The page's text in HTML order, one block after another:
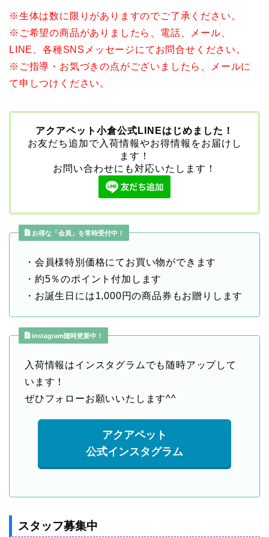
※生体は数に限りがありますのでご了承ください。
※ご希望の商品がありましたら、電話、メール、
LINE、各種SNSメッセージにてお問合せください。
※ご指導・お気づきの点がございましたら、メールに
て申しつけください。
アクアペット小倉公式LINEはじめました！
お友だち追加で入荷情報やお得情報をお届けし
ます！
お問い合わせにも対応いたします！
お得な「会員」を常時受付中！
・会員様特別価格にてお買い物ができます
・約5％のポイント付加します
・お誕生日には1,000円の商品券もお贈りします
instagram随時更新中！
入荷情報はインスタグラムでも随時アップして
います！
ぜひフォローお願いいたします^^
アクアペット
公式インスタグラム
スタッフ募集中